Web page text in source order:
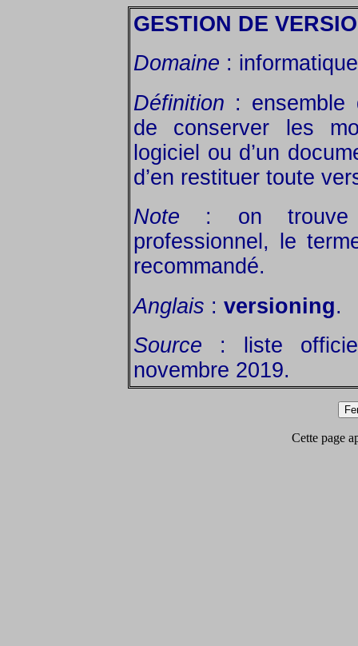
GESTION DE
Domaine :
Définition : ensemble
de conserver les
logiciel ou d’un
d’en restituer toute
Note : on trouve
professionnel, le
recommandé.
Anglais : versioning.
Source : liste
novembre 2019.
Cette page